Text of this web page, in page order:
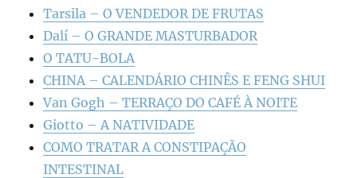
Tarsila – O VENDEDOR DE FRUTAS
Dalí – O GRANDE MASTURBADOR
O TATU-BOLA
CHINA – CALENDÁRIO CHINÊS E FENG SHUI
Van Gogh – TERRAÇO DO CAFÉ À NOITE
Giotto – A NATIVIDADE
COMO TRATAR A CONSTIPAÇÃO
INTESTINAL